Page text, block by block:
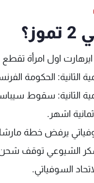
العالمية الثانية: سقوط
اشهر.
المعسكر الشيوعي توقف
السوفياتي.